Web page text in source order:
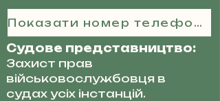
Показати номер телефону
Судове представництво:
Захист прав
військовослужбовця в
судах усіх інстанцій.